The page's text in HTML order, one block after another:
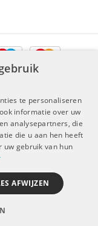
Protocol |
(5909 beoordelingen)
te personaliseren
informatie over uw
analysepartners, die
die u aan hen heeft
uw gebruik van hun
AFWIJZEN